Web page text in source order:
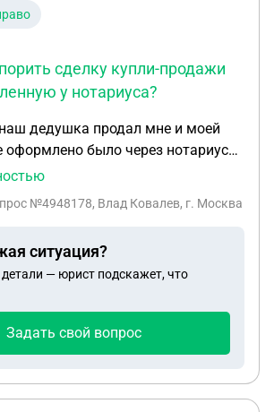
сделку купли-продажи
у нотариуса?
дедушка продал мне и моей
оформлено было через нотариуса
сын хочет
под давлением и тд, хотя
В договоре прописано что после
право с проживанием пока
было оформлено документально
нигде не стоял деменции тоже
судья? И каким образом его
№4948178, Влад Ковалев, г. Москва
ситуация?
— юрист подскажет, что
Задать свой вопрос